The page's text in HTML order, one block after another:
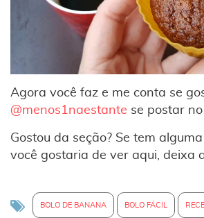
Agora você faz e me conta se
@menos1naestante se postar
Gostou da seção? Se tem
você gostaria de ver aqui, deixa
BOLO DE BANANA BOLO FÁCIL